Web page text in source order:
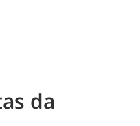
da